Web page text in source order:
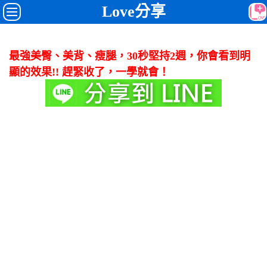
Love分享
最強美臀、美背、瘦腿，30秒堅持2週，你會看到明
顯的效果!! 趕緊收了，一學就會！